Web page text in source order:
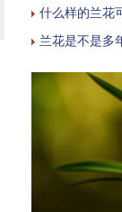
什么样的兰花
兰花是不是多